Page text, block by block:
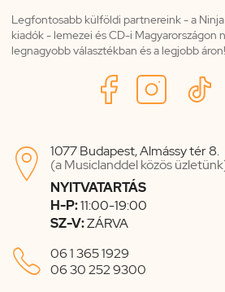
Legfontosabb külföldi partnereink - a Ninja
kiadók - lemezei és CD-i Magyarországon
legnagyobb választékban és a legjobb áron!

1077 Budapest, Almássy tér 8.
(a Musiclanddel közös
NYITVATARTÁS
H-P:11:00-19:00
SZ-V:ZÁRVA
 06 1 365 1929
06 30 252 9300